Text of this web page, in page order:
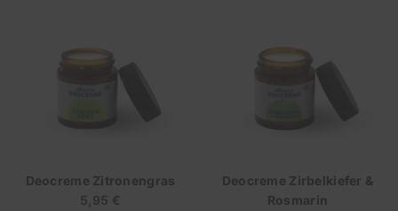
Deocreme Zitronengras
Regulärer
5,95 €
Deocreme Zirbelkiefer &
Rosmarin